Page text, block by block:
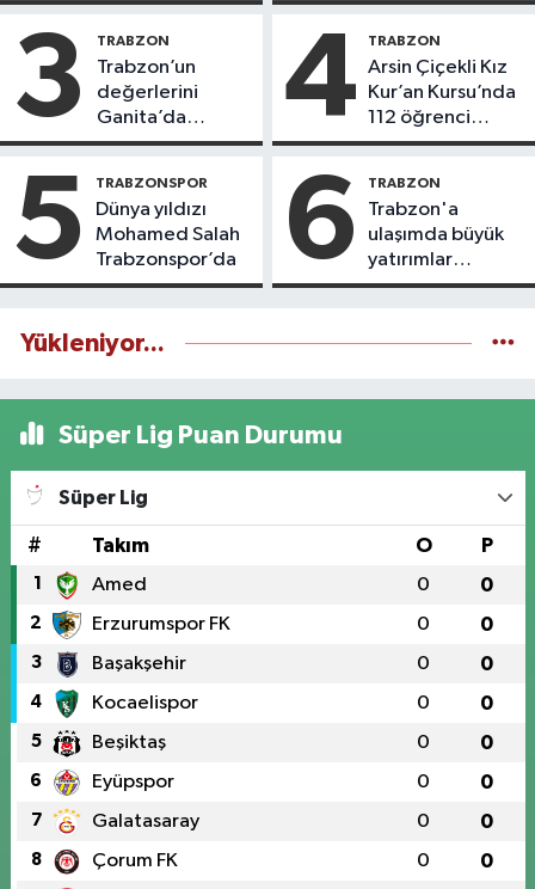
3 TRABZON
Trabzon’un
değerlerini
Ganita’da
yaşatıyoruz
4 TRABZON
Arsin Çiçekli Kız
Kur’an Kursu’nda
112 öğrenci
icazet aldı
5 TRABZONSPOR
Dünya yıldızı
Mohamed Salah
Trabzonspor’da
6 TRABZON
Trabzon'a
ulaşımda büyük
yatırımlar
yapılıyor
Yükleniyor...
Süper Lig Puan Durumu
Süper Lig
# Takım O P
1 Amed 0 0
2 Erzurumspor FK 0 0
3 Başakşehir 0 0
4 Kocaelispor 0 0
5 Beşiktaş 0 0
6 Eyüpspor 0 0
7 Galatasaray 0 0
8 Çorum FK 0 0